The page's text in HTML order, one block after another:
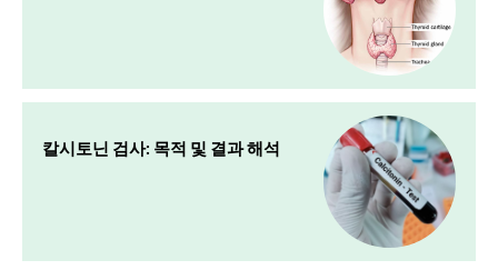
칼시토닌 검사: 목적 및 결과 해석